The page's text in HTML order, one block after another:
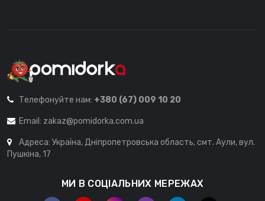
Телефонуйте нам: +380 (67) 009 10 20
Email: zakaz@pomidorka.com.ua
Адреса: Україна, Дніпропетровська область, смт. Аули, вул.
Пушкіна, 17
МИ В СОЦІАЛЬНИХ МЕРЕЖАХ